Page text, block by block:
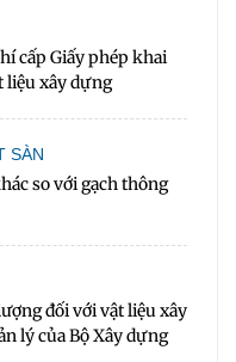
cấp Giấy phép khai
liệu xây dựng
SÀN
so với gạch thông
đối với vật liệu xây
lý của Bộ Xây dựng